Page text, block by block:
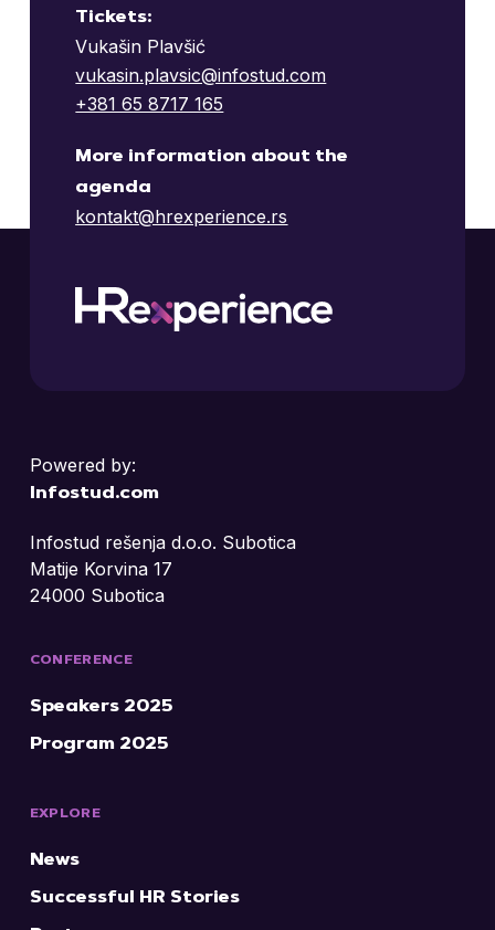
Tickets:
Vukašin Plavšić
vukasin.plavsic@infostud.com
+381 65 8717 165
More information about the
agenda
kontakt@hrexperience.rs
Powered by:
Infostud.com
Infostud rešenja d.o.o. Subotica
Matije Korvina 17
24000 Subotica
CONFERENCE
Speakers 2025
Program 2025
EXPLORE
News
Successful HR Stories